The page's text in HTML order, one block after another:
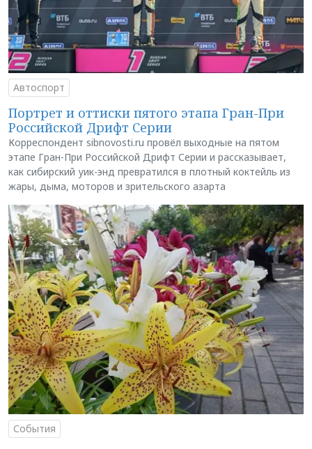
Автоспорт
Портрет и оттиски пятого этапа Гран-При
Российской Дрифт Серии
Корреспондент sibnovosti.ru провёл выходные на пятом
этапе Гран-При Российской Дрифт Серии и рассказывает,
как сибирский уик-энд превратился в плотный коктейль из
жары, дыма, моторов и зрительского азарта
События